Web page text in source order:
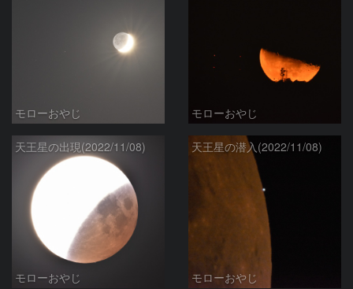
モローおやじ モローおやじ
天王星の出現(2022/11/08)
モローおやじ
天王星の潜入(2022/11/08)
モローおやじ